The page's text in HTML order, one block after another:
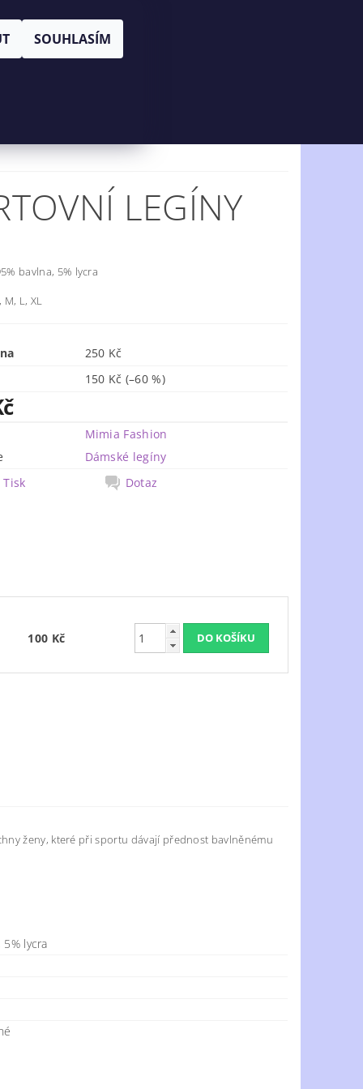
LEGÍNY
bavlna, 5% lycra
M, L, XL
250 Kč
150 Kč (–60 %)
Mimia Fashion
Dámské legíny
Tisk
Dotaz
100 Kč
ženy, které při sportu dávají přednost bavlněnému
5% lycra
SOUHLASÍM